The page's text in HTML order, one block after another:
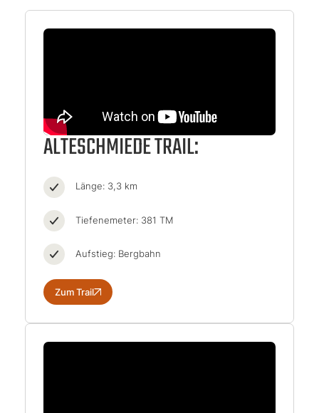
ALTESCHMIEDE TRAIL:
Länge: 3,3 km
Tiefenemeter: 381 TM
Aufstieg: Bergbahn
Zum Trail